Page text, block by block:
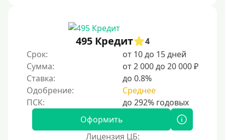
10 дней
2 недели
15 дней
20 дней
495 Кредит
4
Срок:
от 10 до 15 дней
Сумма:
от 2 000 до 20 000 ₽
Ставка:
до 0.8%
Одобрение:
Среднее
Оформить
Лицензия ЦБ: